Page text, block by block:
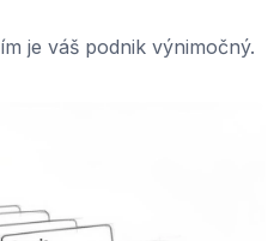
je váš podnik výnimočný.